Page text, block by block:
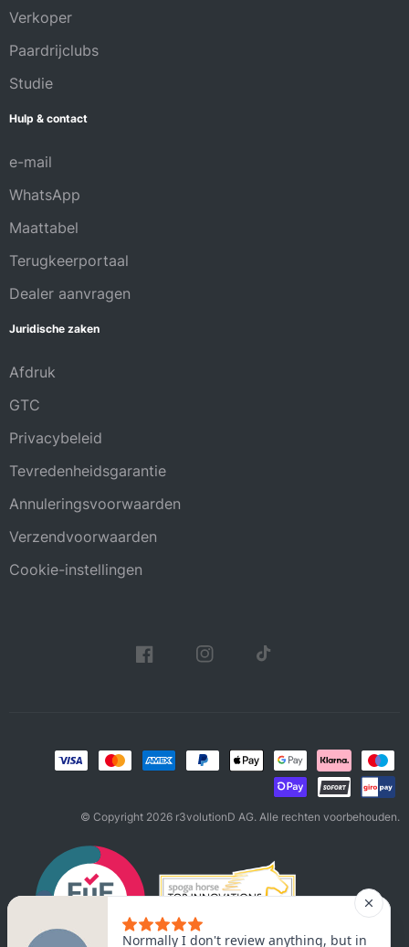
Verkoper
Paardrijclubs
Studie
Hulp & contact
e-mail
WhatsApp
Maattabel
Terugkeerportaal
Dealer aanvragen
Juridische zaken
Afdruk
GTC
Privacybeleid
Tevredenheidsgarantie
Annuleringsvoorwaarden
Verzendvoorwaarden
Cookie-instellingen
© Copyright 2026 r3volutionD AG. Alle rechten voorbehouden.